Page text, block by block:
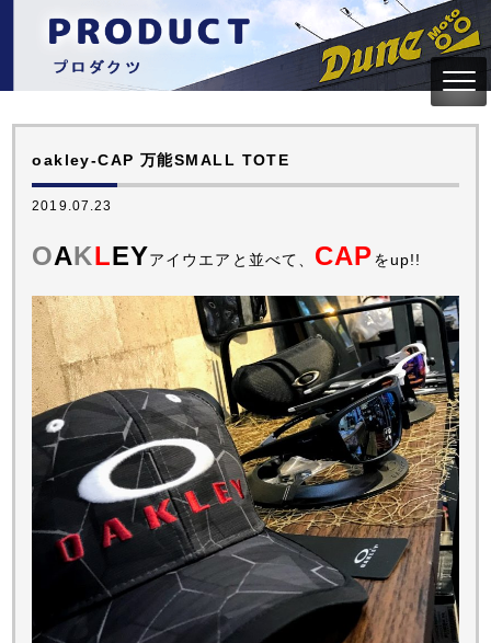
oakley-CAP 万能SMALL TOTE
2019.07.23
OAKLEYアイウエアと並べて、 CAPをup!!